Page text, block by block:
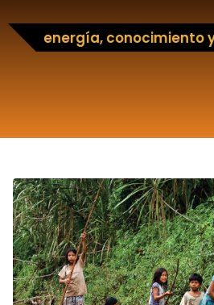
energía, conocimiento